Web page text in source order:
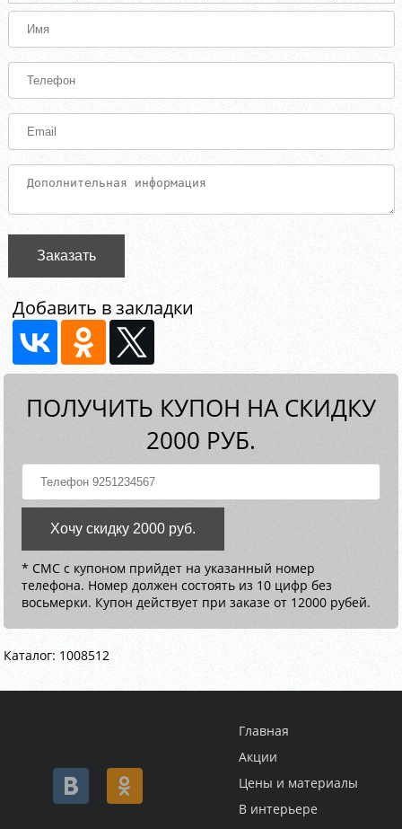
Заказать
Добавить в закладки
ПОЛУЧИТЬ КУПОН НА СКИДКУ
2000 РУБ.
Хочу скидку 2000 руб.
* СМС с купоном прийдет на указанный номер
телефона. Номер должен состоять из 10 цифр без
восьмерки. Купон действует при заказе от 12000 рубей.
Каталог: 1008512
Главная
Акции
Цены и материалы
В интерьере